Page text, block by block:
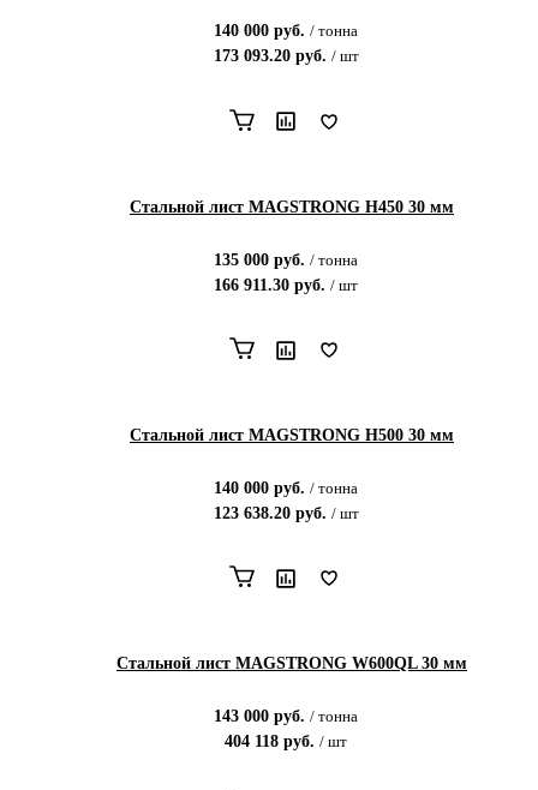
140 000 руб. / тонна
173 093.20руб. / шт
Стальной лист MAGSTRONG H450 30 мм
135 000 руб. / тонна
166 911.30 руб. / шт
Стальной лист MAGSTRONG H500 30 мм
140 000 руб. / тонна
123 638.20руб. / шт
Стальной лист MAGSTRONG W600QL 30 мм
143 000 руб. / тонна
404 118 руб. / шт